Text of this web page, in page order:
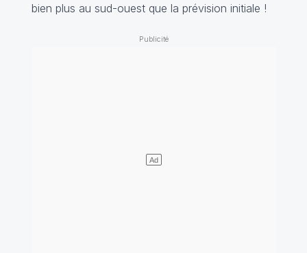
bien plus au sud-ouest que la prévision initiale !